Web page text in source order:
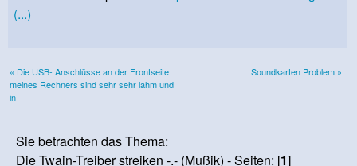
(...)
« Die USB- Anschlüsse an der Frontseite
meines Rechners sind sehr sehr lahm und
in
Soundkarten Problem »
Sie betrachten das Thema:
Die Twain-Treiber streiken -.- (Mußik) - Seiten: [1]